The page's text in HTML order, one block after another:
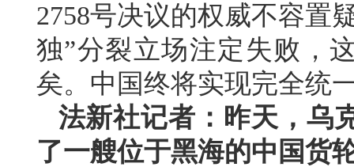
2758号决议的权威不容置
独”分裂立场注定失败，
矣。中国终将实现完全统
法新社记者：昨天，乌
了一艘位于黑海的中国货